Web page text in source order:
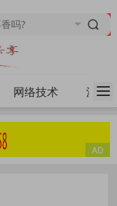
网络技术 源码